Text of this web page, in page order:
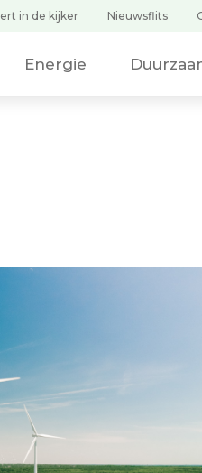
in de kijker Nieuwsflits
Energie